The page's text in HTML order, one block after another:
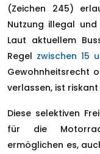
(Zeichen 245)
Nutzung illegal
Laut aktuellem
Regel zwischen 15
Gewohnheitsrecht
verlassen, ist
Diese selektiven
für die
ermöglichen es,